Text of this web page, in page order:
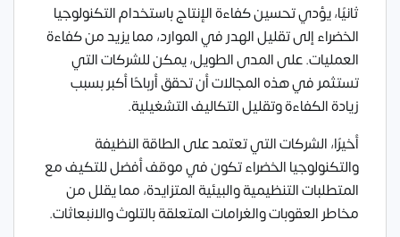
ثانيًا، يؤدي تحسين كفاءة الإنتاج باستخدام التكنولوجيا
الخضراء إلى تقليل الهدر في الموارد، مما يزيد من كفاءة
العمليات. على المدى الطويل، يمكن للشركات التي
تستثمر في هذه المجالات أن تحقق أرباحًا أكبر بسبب
زيادة الكفاءة وتقليل التكاليف التشغيلية.
أخيرًا، الشركات التي تعتمد على الطاقة النظيفة
والتكنولوجيا الخضراء تكون في موقف أفضل للتكيف مع
المتطلبات التنظيمية والبيئية المتزايدة، مما يقلل من
مخاطر العقوبات والغرامات المتعلقة بالتلوث والانبعاثات.